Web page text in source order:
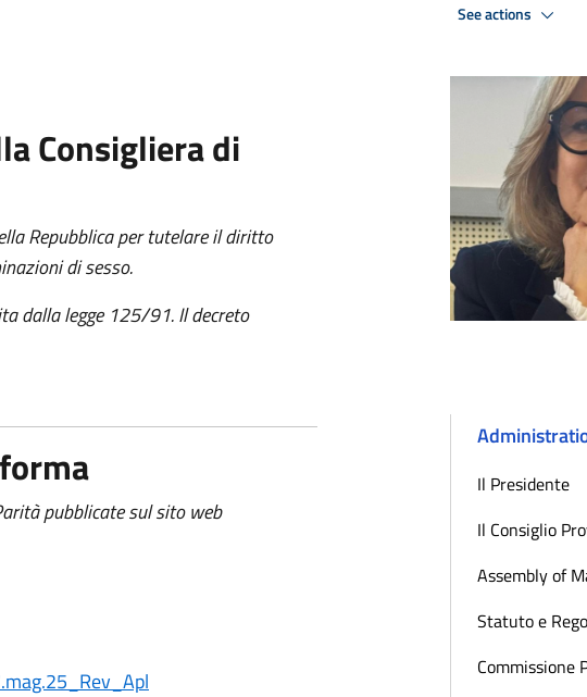
Consigliera di
Repubblica per tutelare il diritto
di sesso.
dalla legge 125/91. Il decreto
pubblicate sul sito web
See actions
Il Presidente
Il Consiglio
Assembly of
Statuto e
Commissione